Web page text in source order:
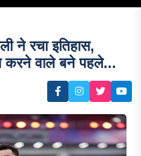
ने रचा इतिहास,
करने वाले बने पहले...